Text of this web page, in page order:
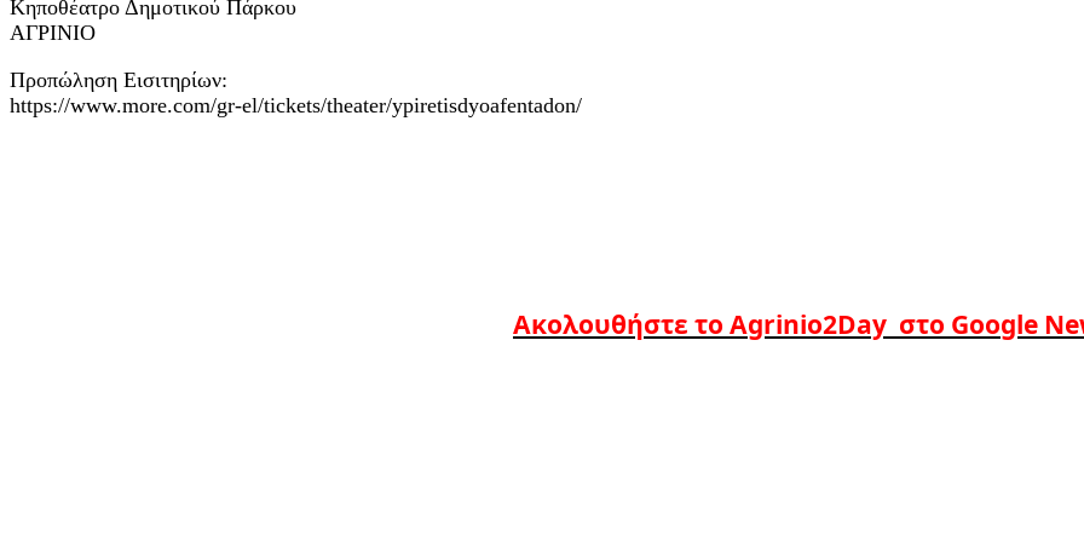
Κηποθέατρο Δημοτικού Πάρκου
ΑΓΡΙΝΙΟ
Προπώληση Εισιτηρίων:
https://www.more.com/gr-el/tickets/theater/ypiretisdyoafentadon/
Ακολουθήστε το Agrinio2Day στο Google